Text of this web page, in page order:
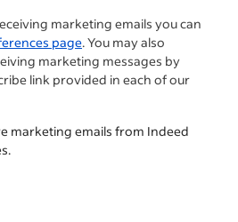
marketing emails you can
page. You may also
marketing messages by
link provided in each of our
marketing emails from Indeed